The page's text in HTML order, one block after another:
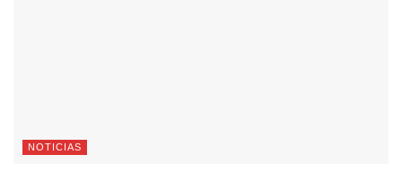
NOTICIAS